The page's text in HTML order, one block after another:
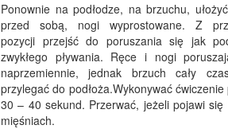
Ponownie na podłodze, na brzuchu,
przed sobą, nogi wyprostowane. Z
pozycji przejść do poruszania się jak
zwykłego pływania. Ręce i nogi
naprzemiennie, jednak brzuch cały
przylegać do podłoża.Wykonywać ćwiczenie
30 – 40 sekund. Przerwać, jeżeli pojawi się
mięśniach.